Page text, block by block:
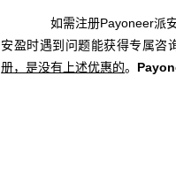
如需注册Payoneer派安
安盈时遇到问题能获得专属咨
册，是没有上述优惠的。